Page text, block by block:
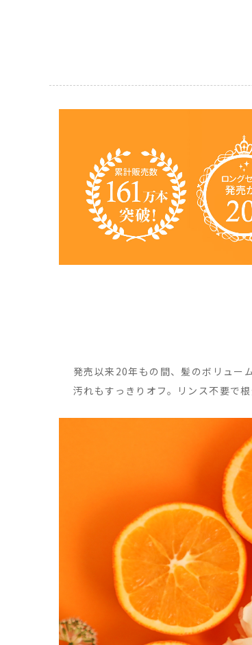
発売以来20年もの間、髪のボリュー
汚れもすっきりオフ。リンス不要で